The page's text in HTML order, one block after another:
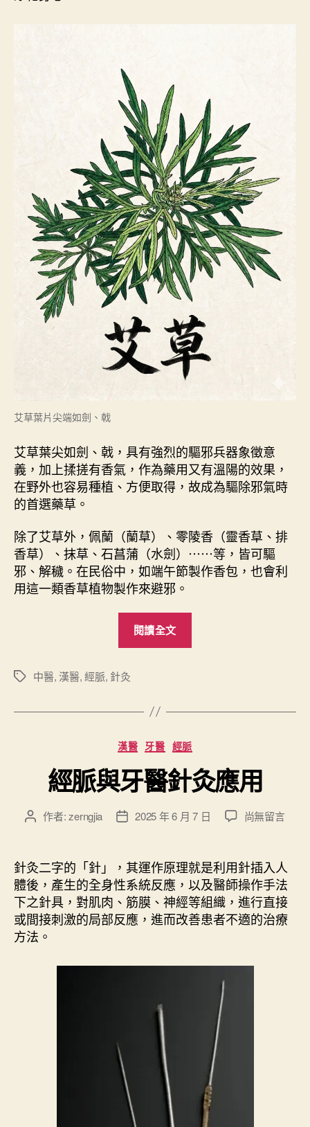
艾草葉片尖端如劍、戟
艾草葉尖如劍、戟，具有強烈的驅邪兵器象徵意
義，加上揉搓有香氣，作為藥用又有溫陽的效果，
在野外也容易種植、方便取得，故成為驅除邪氣時
的首選藥草。
除了艾草外，佩蘭（蘭草）、零陵香（靈香草、排
香草）、抹草、石菖蒲（水劍）⋯⋯等，皆可驅
邪、解穢。在民俗中，如端午節製作香包，也會利
用這一類香草植物製作來避邪。
閱讀全文
標
中醫, 漢醫,經脈, 針灸
分
類
漢醫 牙醫 經脈
經脈與牙醫針灸應用
文
者
作者:zerngjia
文
佈
日
期
2025 年 6 月 7 日
在
脈
與
牙
醫
針
用
尚無留言
針灸二字的「針」，其運作原理就是利用針插入人
體後，產生的全身性系統反應，以及醫師操作手法
下之針具，對肌肉、筋膜、神經等組織，進行直接
或間接刺激的局部反應，進而改善患者不適的治療
方法。